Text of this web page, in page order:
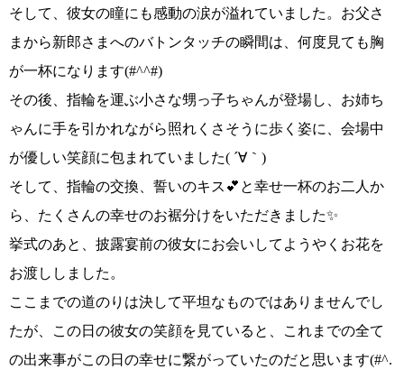
そして、彼女の瞳にも感動の涙が溢れていました。 お父さ
まから新郎さまへのバトンタッチの瞬間は、 何度見ても胸
が一杯になります(#^^#)
その後、指輪を運ぶ小さな甥っ子ちゃんが登場し、お姉ち
ゃんに手を引かれながら照れくさそうに歩く姿に、 会場中
が優しい笑顔に包まれていました( ´∀｀)
そして、 指輪の交換、誓いのキス💕 と幸せ一杯のお二人か
ら、たくさんの幸せのお裾分けをいただきました✨
挙式のあと、披露宴前の彼女にお会いしてようやくお花を
お渡ししました。
ここまでの道のりは決して平坦なものではありませんでし
たが、この日の彼女の笑顔を見ていると、
これまでの全て
の出来事がこの日の幸せに繋がっていたのだと思います(#^.